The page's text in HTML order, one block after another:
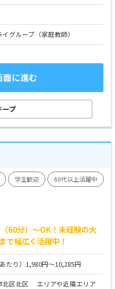
グループ（家庭教師）
面に進む
ープ
学生歓迎
60代以上活躍中
60分）～OK！未経験の大
で幅広く活躍中！
たり）1,980円～10,285円
北区北区 エリアや近隣エリア